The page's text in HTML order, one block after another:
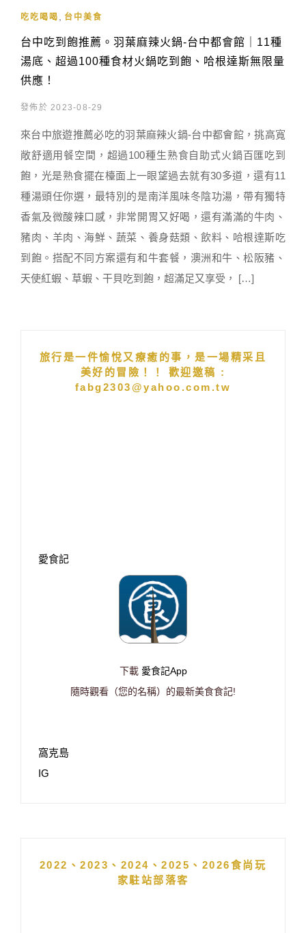
吃吃喝喝 台中美食
台中吃到飽推薦。羽葉麻辣火鍋-台中都會館｜11種
湯底、超過100種食材火鍋吃到飽、哈根達斯無限量
供應！
發佈於 2023-08-29
來台中旅遊推薦必吃的羽葉麻辣火鍋-台中都會館，挑高寬
敞舒適用餐空間，超過100種生熟食自助式火鍋百匯吃到
飽，光是熟食擺在檯面上一眼望過去就有30多道，還有11
種湯頭任你選，最特別的是南洋風味冬陰功湯，帶有獨特
香氣及微酸辣口感，非常開胃又好喝，還有滿滿的牛肉、
豬肉、羊肉、海鮮、蔬菜、養身菇類、飲料、哈根達斯吃
到飽。搭配不同方案還有和牛套餐，澳洲和牛、松阪豬、
天使紅蝦、草蝦、干貝吃到飽，超滿足又享受， […]
旅行是一件愉悅又療癒的事，是一場精采且
美好的冒險！！ 歡迎邀稿 :
fabg2303@yahoo.com.tw
愛食記
下載 愛食記App
隨時觀看（您的名稱）的最新美食食記!
窩克島
IG
2022、2023、2024、2025、2026食尚玩
家駐站部落客